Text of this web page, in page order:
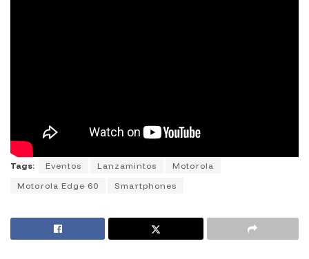
Tags: Eventos Lanzamintos
Motorola
Motorola Edge 60
Smartphones